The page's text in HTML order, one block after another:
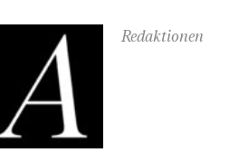
Redaktionen